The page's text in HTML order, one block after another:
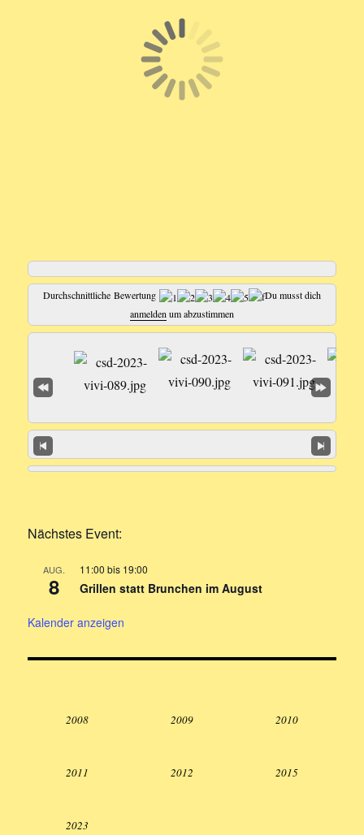
Durchschnittliche Bewertung
Du musst dich
anmelden um abzustimmen
Nächstes Event:
AUG.
8
11:00 bis 19:00
Grillen statt Brunchen im August
Kalender anzeigen
2008 2009 2010
2011 2012 2015
2023